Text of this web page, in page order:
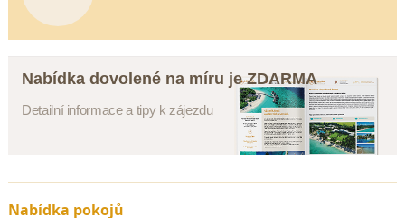
Nabídka dovolené na míru je ZDARMA
Detailní informace a tipy k zájezdu
Nabídka pokojů